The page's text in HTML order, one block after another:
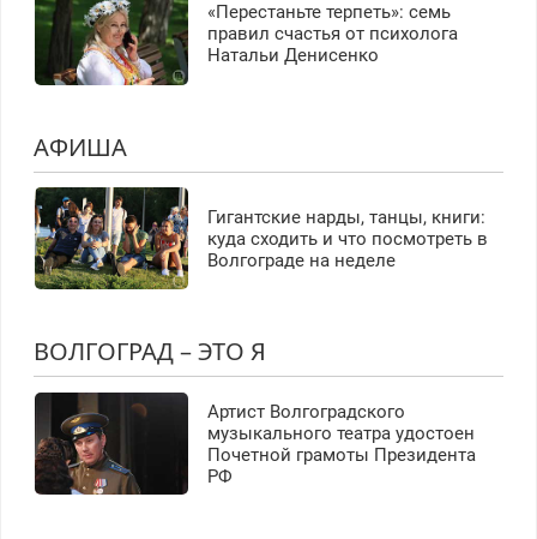
«Перестаньте терпеть»: семь
правил счастья от психолога
Натальи Денисенко
АФИША
Гигантские нарды, танцы, книги:
куда сходить и что посмотреть в
Волгограде на неделе
ВОЛГОГРАД – ЭТО Я
Артист Волгоградского
музыкального театра удостоен
Почетной грамоты Президента
РФ